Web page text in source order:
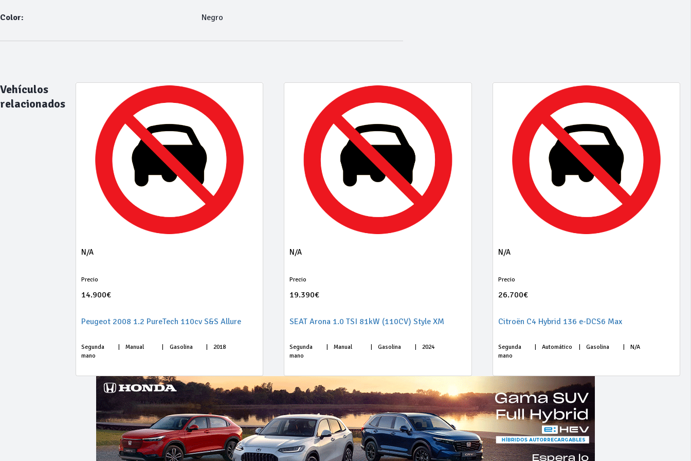
Color: Negro
Vehículos
relacionados
N/A
Precio
14.900€
Peugeot 2008 1.2 PureTech 110cv S&S Allure
Segunda
mano
Manual Gasolina 2018
N/A
Precio
19.390€
SEAT Arona 1.0 TSI 81kW (110CV) Style XM
Segunda
mano
Manual Gasolina 2024
N/A
Precio
26.700€
Citroën C4 Hybrid 136 e-DCS6 Max
Segunda
mano
Automático Gasolina N/A